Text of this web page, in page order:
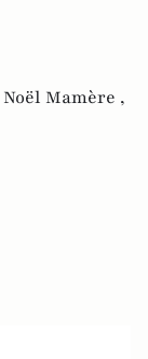
Noël Mamère ,